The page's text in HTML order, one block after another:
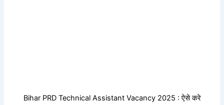
Bihar PRD Technical Assistant Vacancy 2025 : ऐसे करे